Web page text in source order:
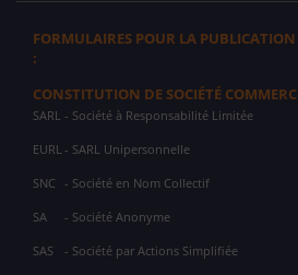
FORMULAIRES POUR LA
:
CONSTITUTION DE SOCIÉTÉ
SARL - Société à Responsabilité Limitée
EURL - SARL Unipersonnelle
SNC - Société en Nom Collectif
SA - Société Anonyme
SAS - Société par Actions Simplifiée